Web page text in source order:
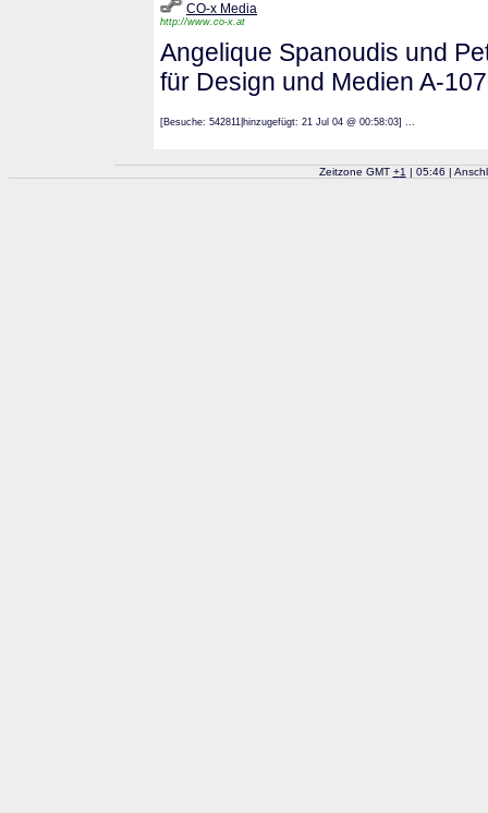
CO-x Media
http://www.co-x.at
Angelique Spanoudis und
für Design und Medien A-
[Besuche: 542811|hinzugefügt: 21 Jul 04 @ 00:58:03] ...
Zeitzone GMT +1 | 05:46 |